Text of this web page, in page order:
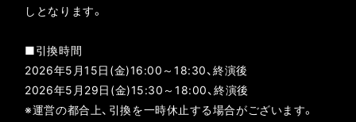
しとなります。
■引換時間
2026年5月15日(金)16:00～18:30、終演後
2026年5月29日(金)15:30～18:00、終演後
※運営の都合上、引換を一時休止する場合がございます。